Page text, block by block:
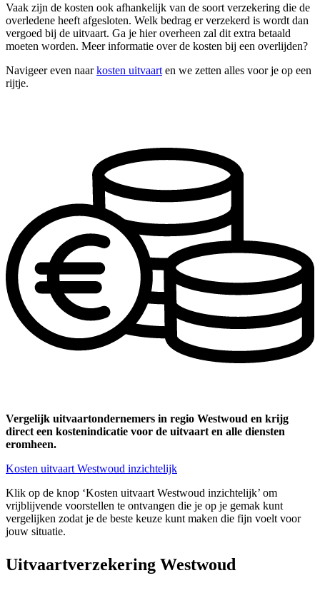
Vaak zijn de kosten ook afhankelijk van de soort verzekering die de
overledene heeft afgesloten. Welk bedrag er verzekerd is wordt dan
vergoed bij de uitvaart. Ga je hier overheen zal dit extra betaald
moeten worden. Meer informatie over de kosten bij een overlijden?
Navigeer even naarkosten uitvaart en we zetten alles voor je op een
rijtje.
Vergelijk uitvaartondernemers in regio Westwoud en krijg
direct een kostenindicatie voor de uitvaart en alle diensten
eromheen.
Kosten uitvaart Westwoud inzichtelijk
Klik op de knop ‘Kosten uitvaart Westwoud inzichtelijk’ om
vrijblijvende voorstellen te ontvangen die je op je gemak kunt
vergelijken zodat je de beste keuze kunt maken die fijn voelt voor
jouw situatie.
Uitvaartverzekering Westwoud